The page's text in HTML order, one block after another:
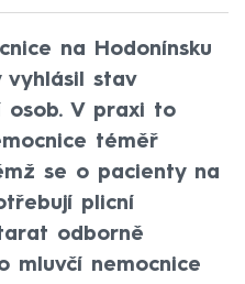
na Hodonínsku
vyhlásil stav
osob. V praxi to
téměř
se o pacienty na
plicní
odborně
mluvčí nemocnice